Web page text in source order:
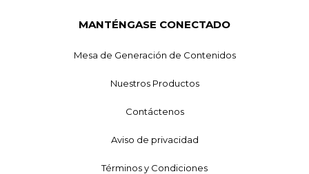
MANTÉNGASE CONECTADO
Mesa de Generación de Contenidos
Nuestros Productos
Contáctenos
Aviso de privacidad
Términos y Condiciones